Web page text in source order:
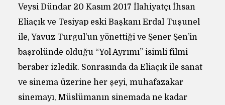
Veysi Dündar 20 Kasım 2017 İlahiyatçı İhsan
Eliaçık ve Tesiyap eski Başkanı Erdal Tuşunel
ile, Yavuz Turgul’un yönettiği ve Şener Şen’in
başrolünde olduğu “Yol Ayrımı” isimli filmi
beraber izledik. Sonrasında da Eliaçık ile sanat
ve sinema üzerine her şeyi, muhafazakar
sinemayı, Müslümanın sinemada ne kadar